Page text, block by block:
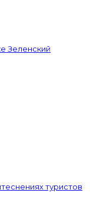
Зеленский
туристов